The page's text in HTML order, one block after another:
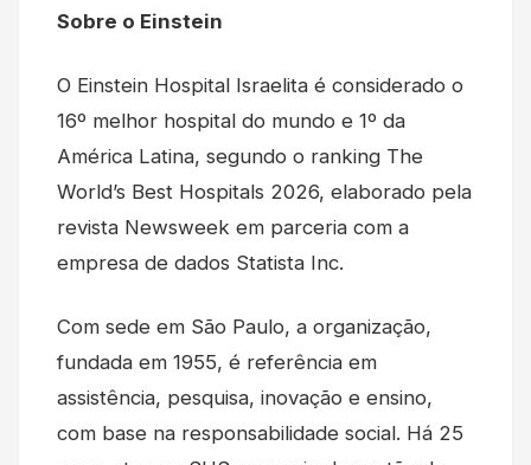
Sobre o Einstein
O Einstein Hospital Israelita é considerado o
16º melhor hospital do mundo e 1º da
América Latina, segundo o ranking The
World’s Best Hospitals 2026, elaborado pela
revista Newsweek em parceria com a
empresa de dados Statista Inc.
Com sede em São Paulo, a organização,
fundada em 1955, é referência em
assistência, pesquisa, inovação e ensino,
com base na responsabilidade social. Há 25